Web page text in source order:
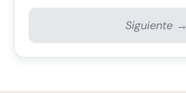
Siguiente →